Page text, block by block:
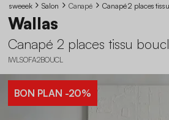
sweeek Salon Canapé Canapé 2 places
Wallas
Canapé 2 places tissu
IWLSOFA2BOUCL
BON PLAN -20%